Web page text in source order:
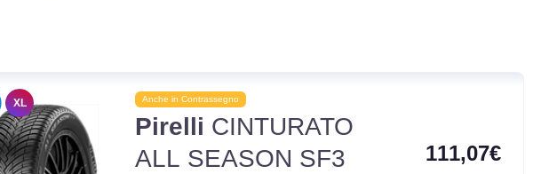
XL Anche in Contrassegno
Pirelli CINTURATO
ALL SEASON SF3
111,07€